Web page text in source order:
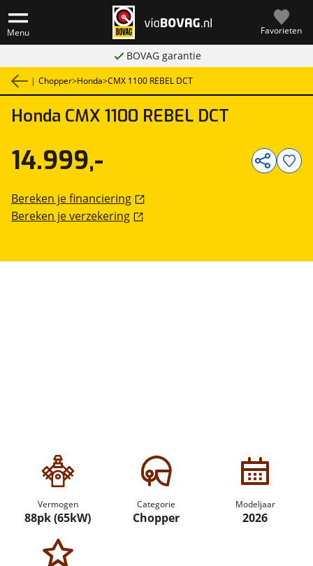
Menu Favorieten
BOVAG garantie
| Chopper>Honda>CMX 1100 REBEL DCT
Honda CMX 1100 REBEL DCT
Vermogen
88pk (65kW)
Categorie
Chopper
Modeljaar
2026
14.999,-
Bereken je financiering
Bereken je verzekering